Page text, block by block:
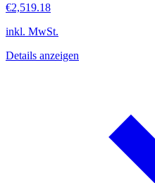
€2,519.18
inkl. MwSt.
Details anzeigen